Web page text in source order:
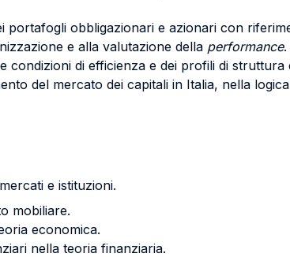
portafogli obbligazionari e azionari con
e alla valutazione della performance.
condizioni di efficienza e dei profili di
del mercato dei capitali in Italia, nella
e istituzioni.
mobiliare.
economica.
nella teoria finanziaria.